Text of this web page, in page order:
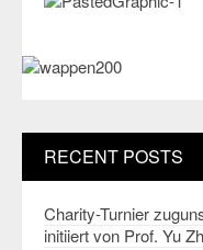
RECENT POSTS
Charity-Turnier
initiiert von Prof. Yu